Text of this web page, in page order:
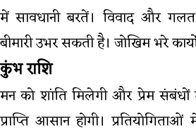
में सावधानी बरतें। विवाद और
बीमारी उभर सकती है। जोखिम भरे
कुंभ राशि
मन को शांति मिलेगी और प्रेम
प्राप्ति आसान होगी।